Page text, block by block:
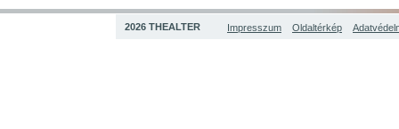
2026 THEALTER Impresszum Oldaltérkép